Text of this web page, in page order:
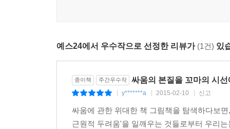
예스24에서 우수작으로 선정한 리뷰가 (1건) 있
종이책 주간우수작 싸움의 본질을 꼬마의 시선
y*******a 2015-02-10 신고
싸움에 관한 위대한 책 그림책을 탐색하다보
근원적 두려움'을 일깨우는 것들로부터 우리